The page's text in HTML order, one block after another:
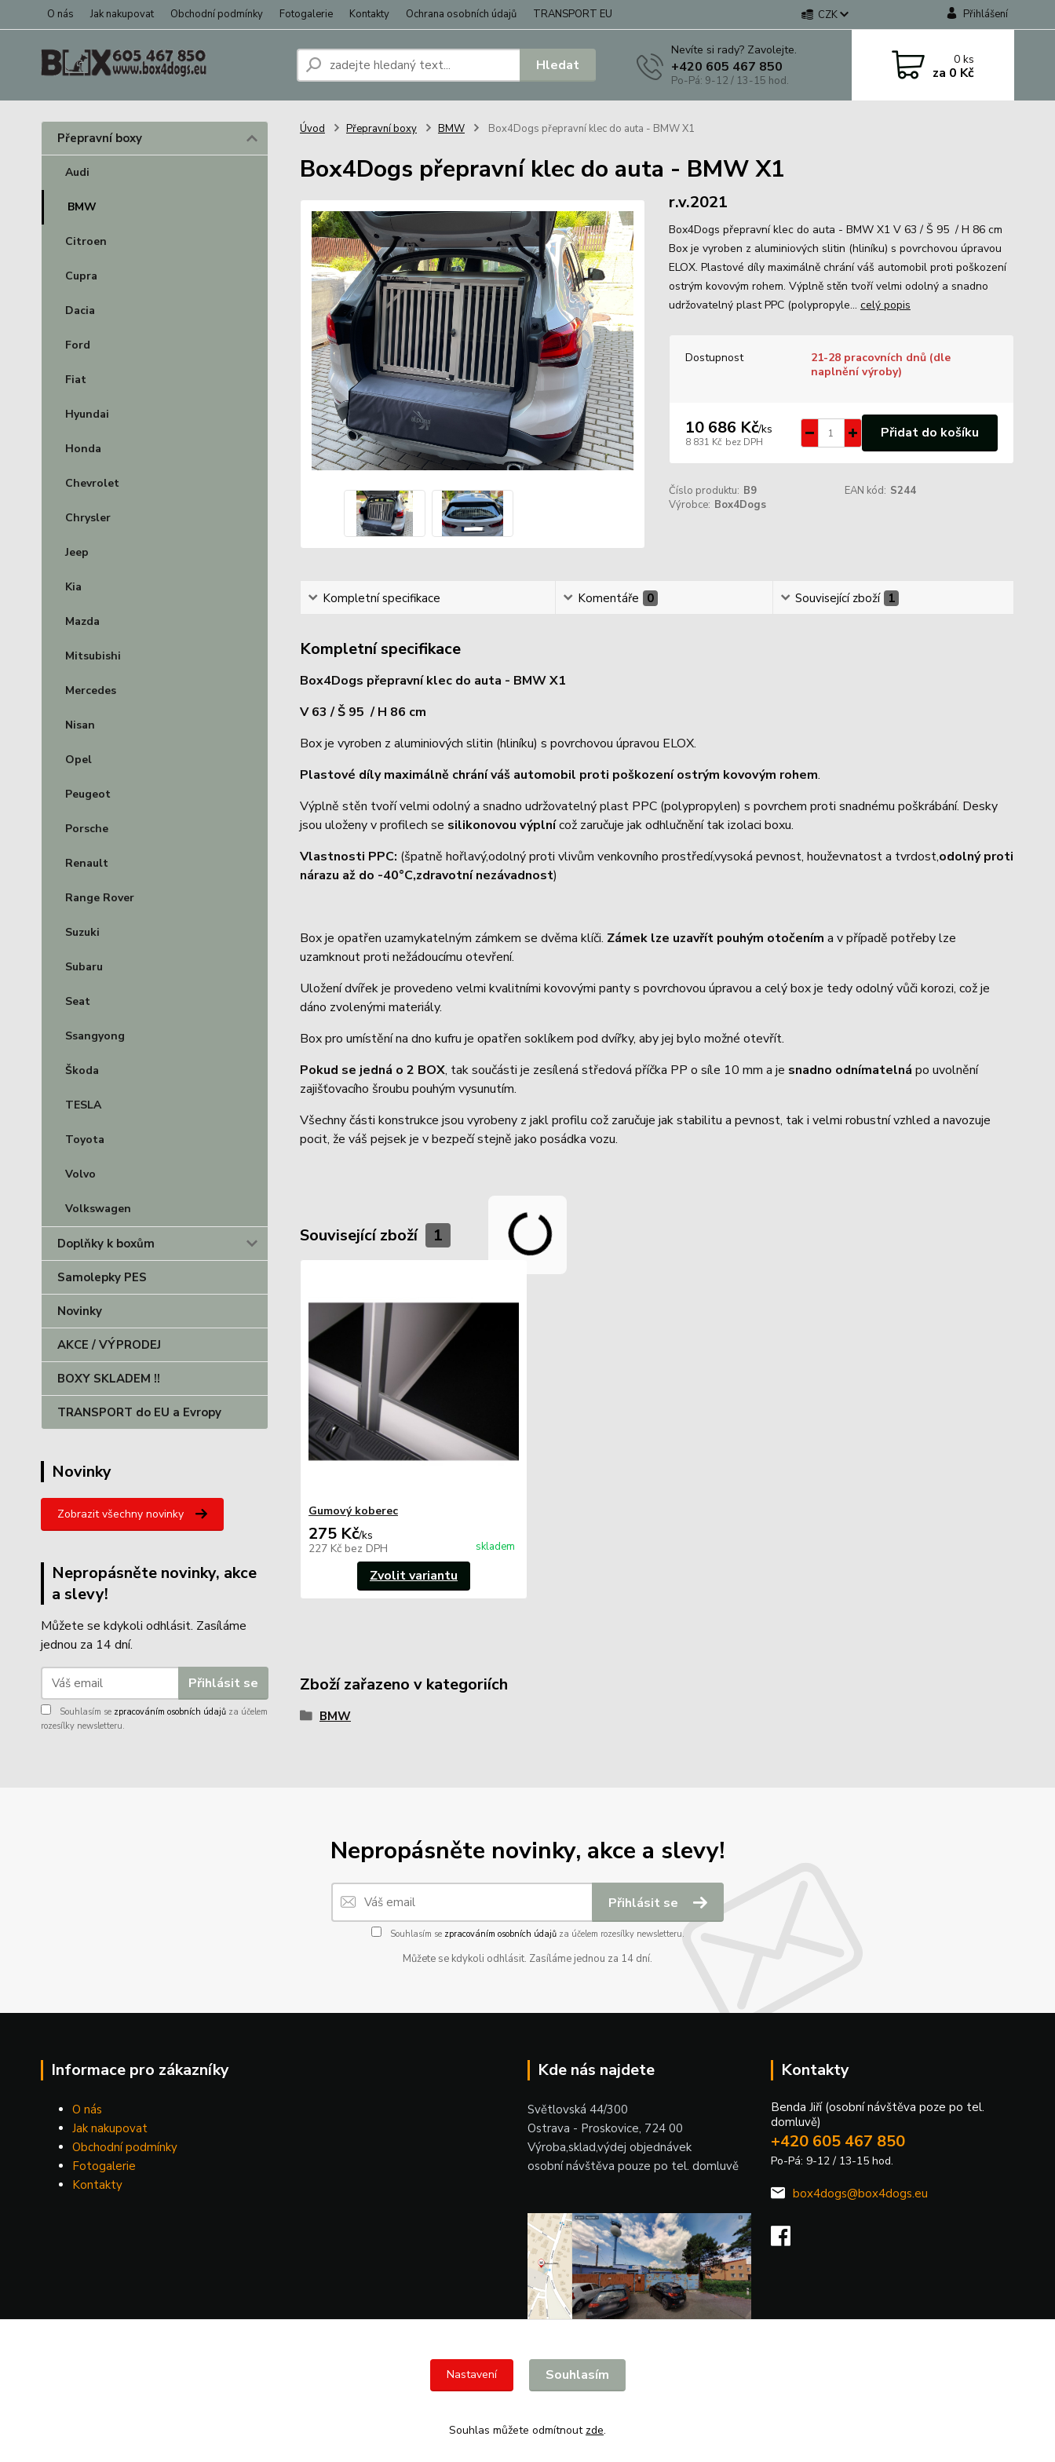
O nás Jak nakupovat Obchodní podmínky Fotogalerie Kontakty Ochrana osobních údajů TRANSPORT EU CZK Přihlášení
Hledat
Nevíte si rady? Zavolejte.
+420 605 467 850
Po-Pá: 9-12 / 13-15 hod.
0ks
za 0 Kč
Přepravní boxy
Audi
BMW
Citroen
Cupra
Dacia
Ford
Fiat
Hyundai
Honda
Chevrolet
Chrysler
Jeep
Kia
Mazda
Mitsubishi
Mercedes
Nisan
Opel
Peugeot
Porsche
Renault
Range Rover
Suzuki
Subaru
Seat
Ssangyong
Škoda
TESLA
Toyota
Volvo
Volkswagen
Doplňky k boxům
Samolepky PES
Novinky
AKCE / VÝPRODEJ
BOXY SKLADEM !!
TRANSPORT do EU a Evropy
Novinky
Zobrazit všechny novinky
Nepropásněte novinky, akce
a slevy!
Můžete se kdykoli odhlásit. Zasíláme
jednou za 14 dní.
Přihlásit se
Souhlasím se zpracováním osobních údajů za účelem
rozesílky newsletteru.
Úvod Přepravní boxy BMW Box4Dogs přepravní klec do auta - BMW X1
Box4Dogs přepravní klec do auta - BMW X1
r.v.2021
Box4Dogs přepravní klec do auta - BMW X1 V 63 / Š 95 / H 86 cm
Box je vyroben z aluminiových slitin (hliníku) s povrchovou úpravou
ELOX. Plastové díly maximálně chrání váš automobil proti poškození
ostrým kovovým rohem. Výplně stěn tvoří velmi odolný a snadno
udržovatelný plast PPC (polypropyle... celý popis
Dostupnost
21-28 pracovních dnů (dle
naplnění výroby)
10 686 Kč/ks
8 831 Kč bez DPH
Přidat do košíku
Číslo produktu: B9 EAN kód: S244
Výrobce: Box4Dogs
Kompletní specifikace Komentáře 0 Související zboží 1
Kompletní specifikace
Box4Dogs přepravní klec do auta - BMW X1
V 63 / Š 95 / H 86 cm
Box je vyroben z aluminiových slitin (hliníku) s povrchovou úpravou ELOX.
Plastové díly maximálně chrání váš automobil proti poškození ostrým kovovým rohem.
Výplně stěn tvoří velmi odolný a snadno udržovatelný plast PPC (polypropylen) s povrchem proti snadnému poškrábání. Desky
jsou uloženy v profilech se silikonovou výplnícož zaručuje jak odhlučnění tak izolaci boxu.
Vlastnosti PPC: (špatně hořlavý,odolný proti vlivům venkovního prostředí,vysoká pevnost, houževnatost a tvrdost,odolný proti
nárazu až do -40°C,zdravotní nezávadnost)
Box je opatřen uzamykatelným zámkem se dvěma klíči. Zámek lze uzavřít pouhým otočením a v případě potřeby lze
uzamknout proti nežádoucímu otevření.
Uložení dvířek je provedeno velmi kvalitními kovovými panty s povrchovou úpravou a celý box je tedy odolný vůči korozi, což je
dáno zvolenými materiály.
Box pro umístění na dno kufru je opatřen soklíkem pod dvířky, aby jej bylo možné otevřít.
Pokud se jedná o 2 BOX, tak součásti je zesílená středová příčka PP o síle 10 mm a je snadno odnímatelná po uvolnění
zajišťovacího šroubu pouhým vysunutím.
Všechny části konstrukce jsou vyrobeny z jakl profilu což zaručuje jak stabilitu a pevnost, tak i velmi robustní vzhled a navozuje
pocit, že váš pejsek je v bezpečí stejně jako posádka vozu.
Související zboží 1
Gumový koberec
275 Kč/ks
227 Kč bez DPH skladem
Zvolit variantu
Zboží zařazeno v kategoriích
BMW
Nepropásněte novinky, akce a slevy!
Přihlásit se
Souhlasím se zpracováním osobních údajůza účelem rozesílky newsletteru.
Můžete se kdykoli odhlásit. Zasíláme jednou za 14 dní.
Informace pro zákazníky
O nás
Jak nakupovat
Obchodní podmínky
Fotogalerie
Kontakty
Kde nás najdete
Světlovská 44/300
Ostrava - Proskovice, 724 00
Výroba,sklad,výdej objednávek
osobní návštěva pouze po tel. domluvě
Kontakty
Benda Jiří (osobní návštěva poze po tel.
domluvě)
+420 605 467 850
Po-Pá: 9-12 / 13-15 hod.
box4dogs@box4dogs.eu
Nastavení Souhlasím
Souhlas můžete odmítnout zde.